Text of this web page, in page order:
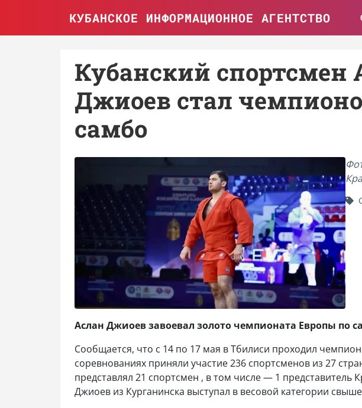
КУБАНСКОЕ ИНФОРМАЦИОННОЕ АГЕНТСТВО
Кубанский спортсмен
Джиоев стал
самбо
Аслан Джиоев завоевал золото чемпионата Европы по
Сообщается, что с 14 по 17 мая в Тбилиси проходил
соревнованиях приняли участие 236 спортсменов из 27
представлял 21 спортсмен , в том числе — 1 представитель
Джиоев из Курганинска выступал в весовой категории свыше